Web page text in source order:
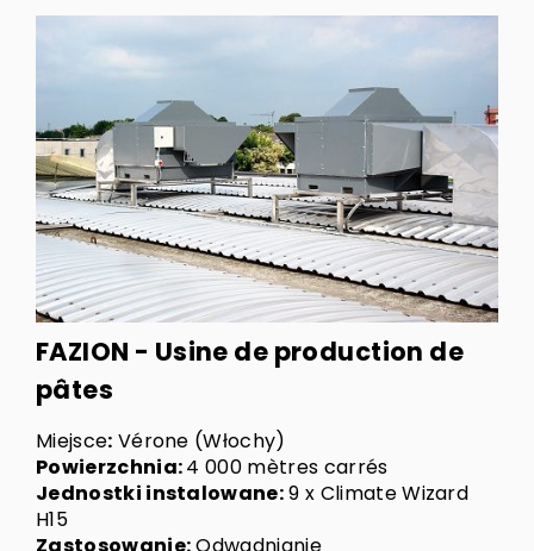
FAZION - Usine de production de
pâtes
Miejsce: Vérone (Włochy)
Powierzchnia:4 000 mètres carrés
Jednostki instalowane:9 x Climate Wizard
H15